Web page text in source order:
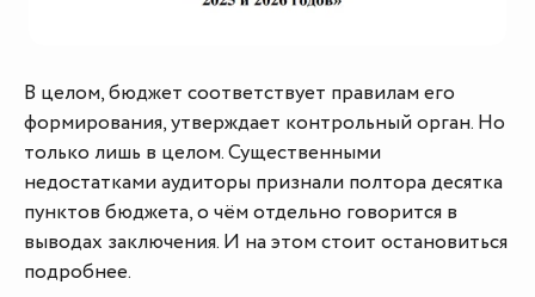
В целом, бюджет соответствует правилам его
формирования, утверждает контрольный орган. Но
только лишь в целом. Существенными
недостатками аудиторы признали полтора десятка
пунктов бюджета, о чём отдельно говорится в
выводах заключения. И на этом стоит остановиться
подробнее.